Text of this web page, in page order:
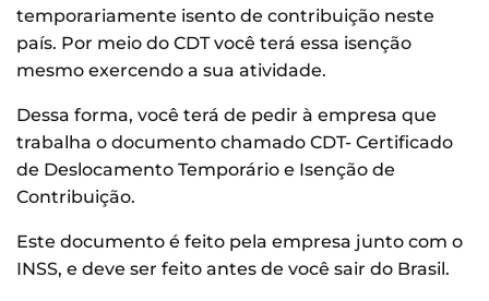
temporariamente isento de contribuição neste
país. Por meio do CDT você terá essa isenção
mesmo exercendo a sua atividade.
Dessa forma, você terá de pedir à empresa que
trabalha o documento chamado CDT- Certificado
de Deslocamento Temporário e Isenção de
Contribuição.
Este documento é feito pela empresa junto com o
INSS, e deve ser feito antes de você sair do Brasil.